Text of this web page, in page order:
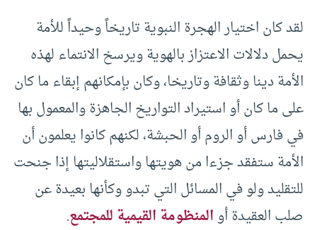
لقد كان اختيار الهجرة النبوية تاريخاً وحيداً للأمة
يحمل دلالات الاعتزاز بالهوية ويرسخ الانتماء لهذه
الأمة دينا وثقافة وتاريخا، وكان بإمكانهم إبقاء ما كان
على ما كان أو استيراد التواريخ الجاهزة والمعمول بها
في فارس أو الروم أو الحبشة، لكنهم كانوا يعلمون أن
الأمة ستفقد جزءا من هويتها واستقلاليتها إذا جنحت
للتقليد ولو في المسائل التي تبدو وكأنها بعيدة عن
صلب العقيدة أوالمنظومة القيمية للمجتمع.